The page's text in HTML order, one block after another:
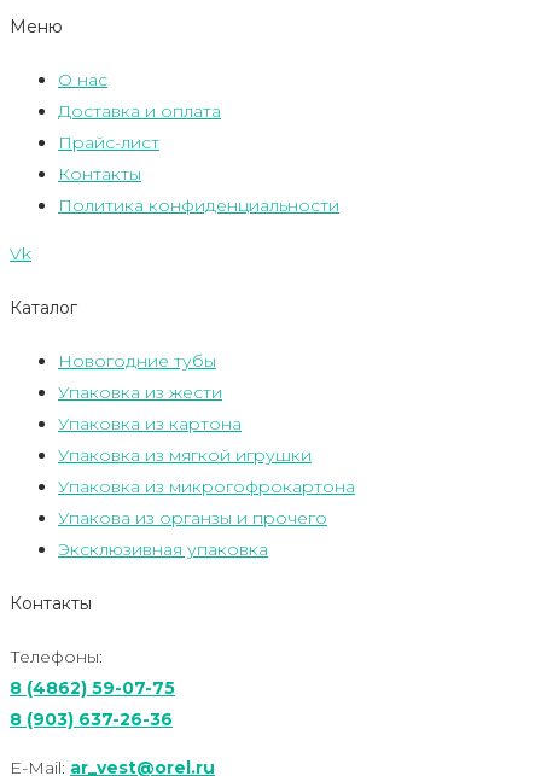
Меню
О нас
Доставка и оплата
Прайс-лист
Контакты
Политика конфиденциальности
Vk
Каталог
Новогодние тубы
Упаковка из жести
Упаковка из картона
Упаковка из мягкой игрушки
Упаковка из микрогофрокартона
Упакова из органзы и прочего
Эксклюзивная упаковка
Контакты
Телефоны:
8 (4862) 59-07-75
8 (903) 637-26-36
E-Mail: ar_vest@orel.ru